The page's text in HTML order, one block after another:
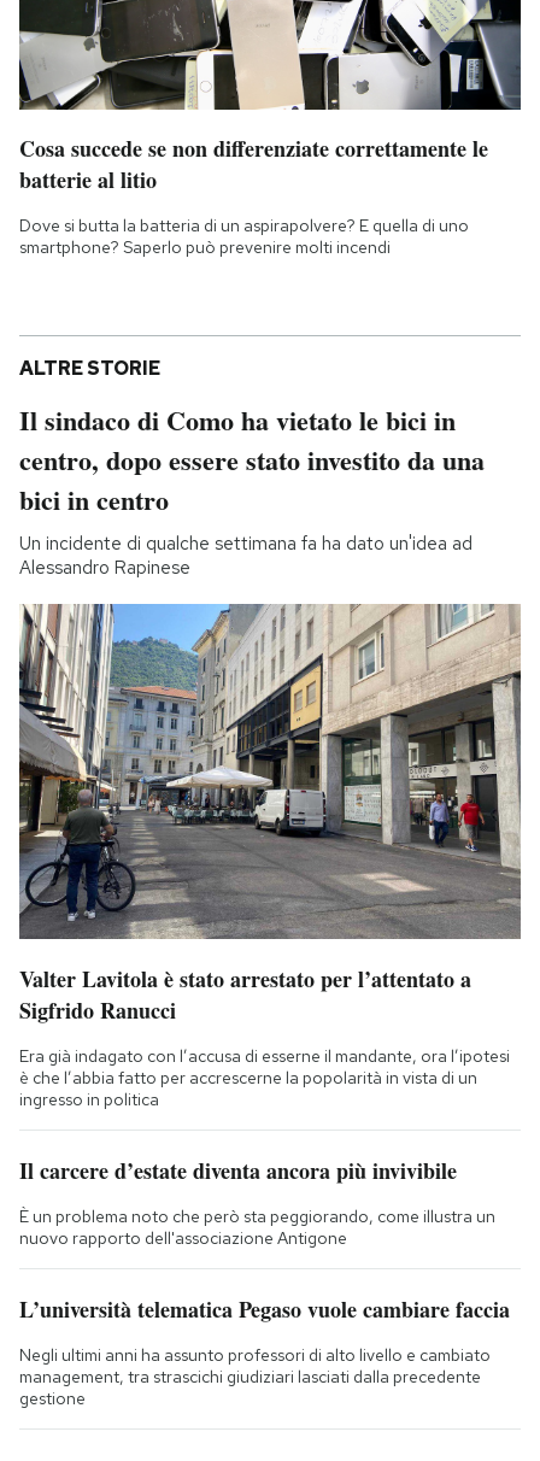
Cosa succede se non differenziate correttamente le
batterie al litio
Dove si butta la batteria di un aspirapolvere? E quella di uno
smartphone? Saperlo può prevenire molti incendi
ALTRE STORIE
Il sindaco di Como ha vietato le bici in
centro, dopo essere stato investito da una
bici in centro
Un incidente di qualche settimana fa ha dato un'idea ad
Alessandro Rapinese
Valter Lavitola è stato arrestato per l’attentato a
Sigfrido Ranucci
Era già indagato con l’accusa di esserne il mandante, ora l’ipotesi
è che l’abbia fatto per accrescerne la popolarità in vista di un
ingresso in politica
Il carcere d’estate diventa ancora più invivibile
È un problema noto che però sta peggiorando, come illustra un
nuovo rapporto dell'associazione Antigone
L’università telematica Pegaso vuole cambiare faccia
Negli ultimi anni ha assunto professori di alto livello e cambiato
management, tra strascichi giudiziari lasciati dalla precedente
gestione